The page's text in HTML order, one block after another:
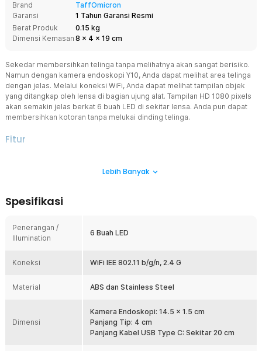
Brand
TaffOmicron
Garansi
1 Tahun Garansi Resmi
Berat Produk
0.15 kg
Dimensi Kemasan 8 x 4 x 19 cm
Sekedar membersihkan telinga tanpa melihatnya akan sangat berisiko.
Namun dengan kamera endoskopi Y10, Anda dapat melihat area telinga
dengan jelas. Melalui koneksi WiFi, Anda dapat melihat tampilan objek
yang ditangkap oleh lensa di bagian ujung alat. Tampilan HD 1080 pixels
akan semakin jelas berkat 6 buah LED di sekitar lensa. Anda pun dapat
membersihkan kotoran tanpa melukai dinding telinga.
Fitur
Untuk membantu Anda melihat area telinga dengan jelas, alat
juga semakin mendukung Anda untuk melihat area telinga dengan
Navigasi Tanpa Titik Buta
Anda bisa melihat seluruh bagian saluran telinga tanpa titik buta,
Kotoran dapat terlihat jelas dan terangkat secara presisi tanpa
Koneksi ke Aplikasi
direkomendasikan (lihat buku panduan) dan aktifkan kamera
endoskopi. Melalui koneksi WiFi, alat akan terhubung ke aplikasi,
sehingga Anda dapat melihat tampilan kamera secara langsung.
Lebih Banyak
Spesifikasi
Penerangan /
Illumination
6 Buah LED
Koneksi WiFi IEE 802.11 b/g/n, 2.4 G
Material ABS dan Stainless Steel
Dimensi
Kamera Endoskopi: 14.5 x 1.5 cm
Panjang Tip: 4 cm
Panjang Kabel USB Type C: Sekitar 20 cm